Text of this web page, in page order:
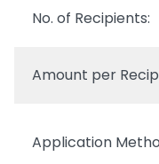
No. of Recipients:
Amount per
Application